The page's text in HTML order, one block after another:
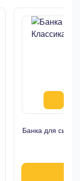
Банка для